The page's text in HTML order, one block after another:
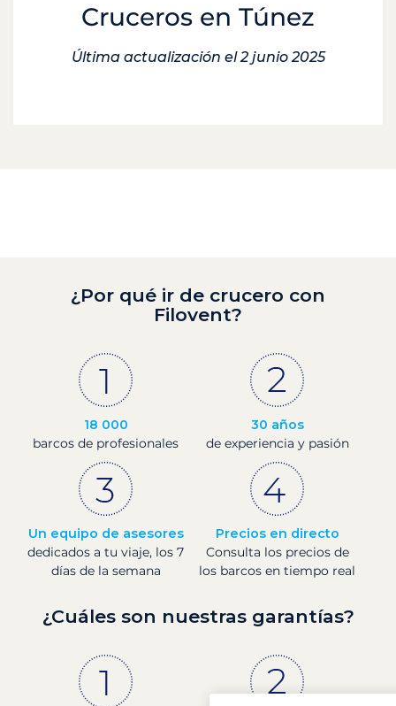
Cruceros en Túnez
Última actualización el 2 junio 2025
¿Por qué ir de crucero con
Filovent?
18 000
barcos de profesionales
30 años
de experiencia y pasión
Un equipo de asesores
dedicados a tu viaje, los 7
días de la semana
Precios en directo
Consulta los precios de
los barcos en tiempo real
¿Cuáles son nuestras garantías?